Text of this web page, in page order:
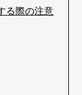
る際の注意